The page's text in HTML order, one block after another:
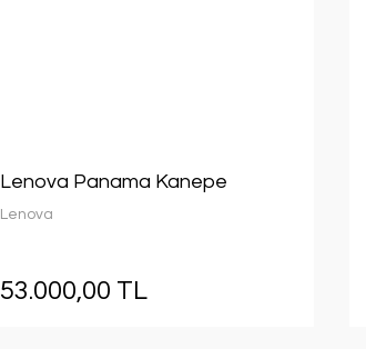
Lenova Panama Kanepe
Lenova
53.000,00 TL